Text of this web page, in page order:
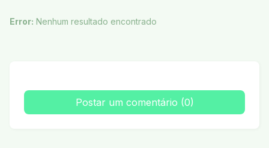
Error: Nenhum resultado encontrado
Postar um comentário (0)